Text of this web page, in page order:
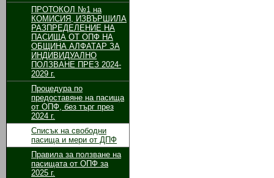
ПРОТОКОЛ №1 на
КОМИСИЯ, ИЗВЪРШИЛА
РАЗПРЕДЕЛЕНИЕ НА
ПАСИЩА ОТ ОПФ НА
ОБЩИНА АЛФАТАР ЗА
ИНДИВИДУАЛНО
ПОЛЗВАНЕ ПРЕЗ 2024-
2029 г.
Процедура по
предоставяне на пасища
от ОПФ, без търг през
2024 г.
Списък на свободни
пасища и мери от ДПФ
Правила за ползване на
пасищата от ОПФ за
2025 г.